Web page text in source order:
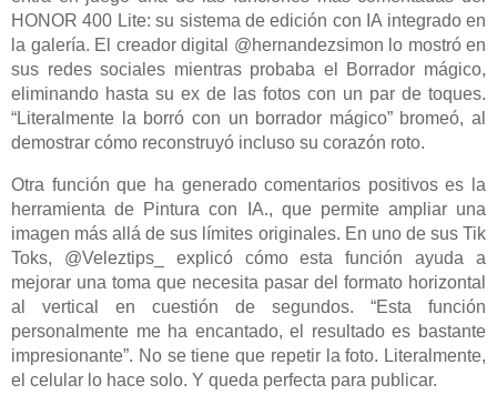
HONOR 400 Lite: su sistema de edición con IA integrado en
la galería. El creador digital @hernandezsimon lo mostró en
sus redes sociales mientras probaba el Borrador mágico,
eliminando hasta su ex de las fotos con un par de toques.
“Literalmente la borró con un borrador mágico” bromeó, al
demostrar cómo reconstruyó incluso su corazón roto.
Otra función que ha generado comentarios positivos es la
herramienta de Pintura con IA., que permite ampliar una
imagen más allá de sus límites originales. En uno de sus Tik
Toks, @Veleztips_ explicó cómo esta función ayuda a
mejorar una toma que necesita pasar del formato horizontal
al vertical en cuestión de segundos. “Esta función
personalmente me ha encantado, el resultado es bastante
impresionante”. No se tiene que repetir la foto. Literalmente,
el celular lo hace solo. Y queda perfecta para publicar.